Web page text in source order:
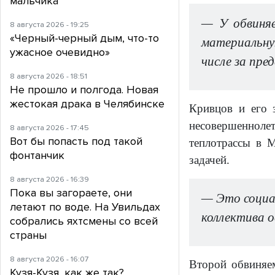
— У
числе за
Кривцов и его
теплотрассы в
задачей.
— Это
коллектива
Второй
8 августа 2026 - 19:25
«Черный-черный дым, что-то
ужасное очевидно»
8 августа 2026 - 18:51
Не прошло и полгода. Новая
жестокая драка в Челябинске
8 августа 2026 - 17:45
Вот бы попасть под такой
фонтанчик
8 августа 2026 - 16:39
Пока вы загораете, они
летают по воде. На Увильдах
собрались яхтсмены со всей
страны
8 августа 2026 - 16:07